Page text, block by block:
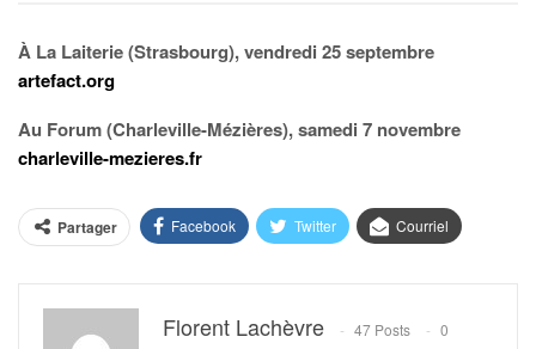
À La Laiterie (Strasbourg), vendredi 25 septembre
artefact.org
Au Forum (Charleville-Mézières), samedi 7 novembre
charleville-mezieres.fr
Partager Facebook Twitter Courriel
Florent Lachèvre 47 Posts
0